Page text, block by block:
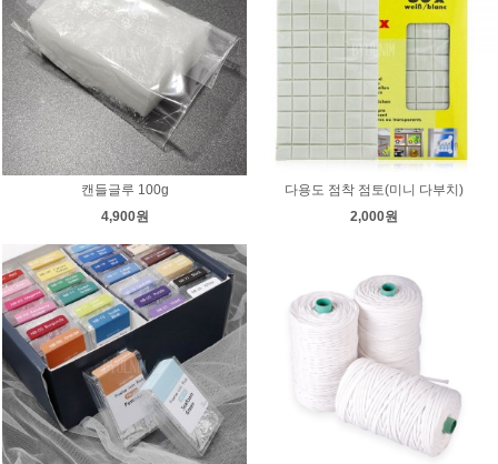
캔들글루 100g
4,900원
다용도 점착 점토(미니 다부치)
2,000원